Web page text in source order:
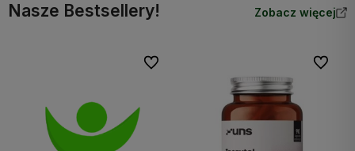
Nasze Bestsellery! Zobacz więcej
Do ulubionych Do